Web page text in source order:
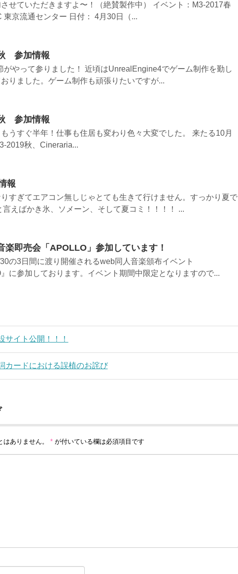
せていただきますよ〜！（絶賛製作中） イベント：M3-2017春
東京流通センター 日付： 4月30日（...
参加情報
がやって参りました！ 近頃はUnrealEngine4でゲーム制作を勤し
りました。ゲーム制作も頑張りたいですが...
参加情報
うすぐ半年！仕事も住居も変わり色々大変でした。 来たる10月
2019秋、Cineraria...
報
すぎてエアコン無しじゃとても生きて行けません。すっかり夏で
言えばかき氷、ソメーン、そして夏コミ！！！！ ...
楽即売会「APOLLO」参加しています！
の3日間に渡り開催されるweb同人音楽頒布イベント
』に参加しております。イベント期間中限定となりますので...
サイト公開！！！
カードにおける誤植のお詫び
ありません。 * が付いている欄は必須項目です